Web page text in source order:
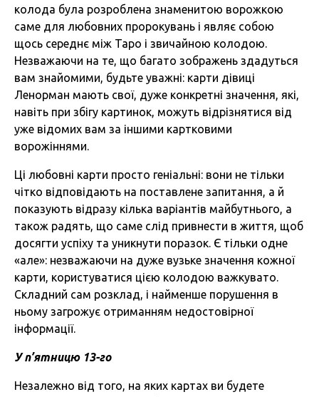
колода була розроблена знаменитою ворожкою
саме для любовних пророкувань і являє собою
щось середнє між Таро і звичайною колодою.
Незважаючи на те, що багато зображень здадуться
вам знайомими, будьте уважні: карти дівиці
Ленорман мають свої, дуже конкретні значення, які,
навіть при збігу картинок, можуть відрізнятися від
уже відомих вам за іншими картковими
ворожіннями.
Ці любовні карти просто геніальні: вони не тільки
чітко відповідають на поставлене запитання, а й
показують відразу кілька варіантів майбутнього, а
також радять, що саме слід привнести в життя, щоб
досягти успіху та уникнути поразок. Є тільки одне
«але»: незважаючи на дуже вузьке значення кожної
карти, користуватися цією колодою важкувато.
Складний сам розклад, і найменше порушення в
ньому загрожує отриманням недостовірної
інформації.
У п’ятницю 13-го
Незалежно від того, на яких картах ви будете